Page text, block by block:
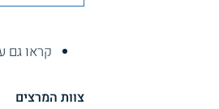
קראו גם
צוות המרצים